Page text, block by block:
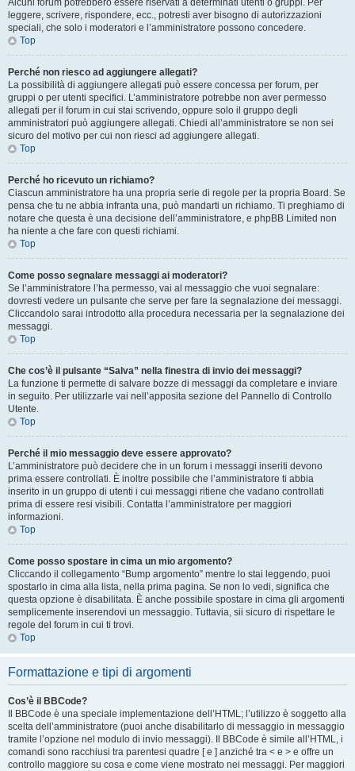
Alcuni forum potrebbero essere riservati a determinati utenti o gruppi. Per
leggere, scrivere, rispondere, ecc., potresti aver bisogno di autorizzazioni
speciali, che solo i moderatori e l’amministratore possono concedere.
Top
Perché non riesco ad aggiungere allegati?
La possibilità di aggiungere allegati può essere concessa per forum, per
gruppi o per utenti specifici. L’amministratore potrebbe non aver permesso
allegati per il forum in cui stai scrivendo, oppure solo il gruppo degli
amministratori può aggiungere allegati. Chiedi all’amministratore se non sei
sicuro del motivo per cui non riesci ad aggiungere allegati.
Top
Perché ho ricevuto un richiamo?
Ciascun amministratore ha una propria serie di regole per la propria Board. Se
pensa che tu ne abbia infranta una, può mandarti un richiamo. Ti preghiamo di
notare che questa è una decisione dell’amministratore, e phpBB Limited non
ha niente a che fare con questi richiami.
Top
Come posso segnalare messaggi ai moderatori?
Se l’amministratore l’ha permesso, vai al messaggio che vuoi segnalare:
dovresti vedere un pulsante che serve per fare la segnalazione dei messaggi.
Cliccandolo sarai introdotto alla procedura necessaria per la segnalazione dei
messaggi.
Top
Che cos’è il pulsante “Salva” nella finestra di invio dei messaggi?
La funzione ti permette di salvare bozze di messaggi da completare e inviare
in seguito. Per utilizzarle vai nell’apposita sezione del Pannello di Controllo
Utente.
Top
Perché il mio messaggio deve essere approvato?
L’amministratore può decidere che in un forum i messaggi inseriti devono
prima essere controllati. È inoltre possibile che l’amministratore ti abbia
inserito in un gruppo di utenti i cui messaggi ritiene che vadano controllati
prima di essere resi visibili. Contatta l’amministratore per maggiori
informazioni.
Top
Come posso spostare in cima un mio argomento?
Cliccando il collegamento “Bump argomento” mentre lo stai leggendo, puoi
spostarlo in cima alla lista, nella prima pagina. Se non lo vedi, significa che
questa opzione è disabilitata. È anche possibile spostare in cima gli argomenti
semplicemente inserendovi un messaggio. Tuttavia, sii sicuro di rispettare le
regole del forum in cui ti trovi.
Top
Formattazione e tipi di argomenti
Cos’è il BBCode?
Il BBCode è una speciale implementazione dell’HTML; l’utilizzo è soggetto alla
scelta dell’amministratore (puoi anche disabilitarlo di messaggio in messaggio
tramite l’opzione nel modulo di invio messaggi). Il BBCode è simile all’HTML, i
comandi sono racchiusi tra parentesi quadre [ e ] anziché tra < e > e offre un
controllo maggiore su cosa e come viene mostrato nei messaggi. Per maggiori